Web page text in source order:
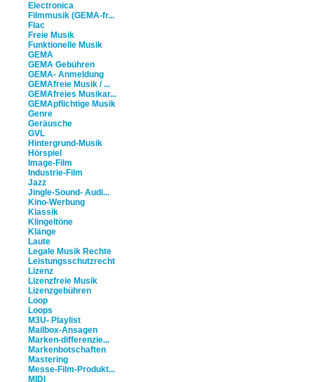
Electronica
Filmmusik (GEMA-fr...
Flac
Freie Musik
Funktionelle Musik
GEMA
GEMA Gebühren
GEMA- Anmeldung
GEMAfreie Musik / ...
GEMAfreies Musikar...
GEMApflichtige Musik
Genre
Geräusche
GVL
Hintergrund-Musik
Hörspiel
Image-Film
Industrie-Film
Jazz
Jingle-Sound- Audi...
Kino-Werbung
Klassik
Klingeltöne
Klänge
Laute
Legale Musik Rechte
Leistungsschutzrecht
Lizenz
Lizenzfreie Musik
Lizenzgebühren
Loop
Loops
M3U- Playlist
Mailbox-Ansagen
Marken-differenzie...
Markenbotschaften
Mastering
Messe-Film-Produkt...
MIDI